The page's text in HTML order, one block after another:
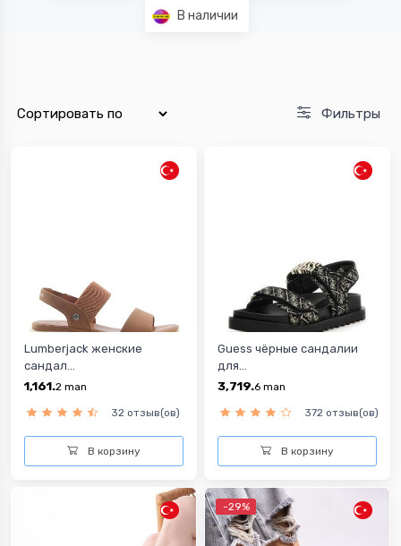
В наличии
Фильтры
Lumberjack женские
сандал...
1,161.2 man
32 отзыв(ов)
В корзину
Guess чёрные сандалии
для...
3,719.6 man
372 отзыв(ов)
В корзину
-29%